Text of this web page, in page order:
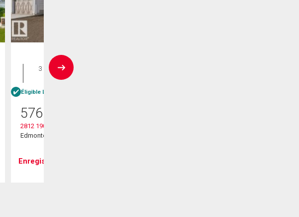
Maison
3 CAC , 3
SDB
Éligible Louer pour acheter
576 600
2812 190 Street Nw
Edmonton, AB
Enregistrer